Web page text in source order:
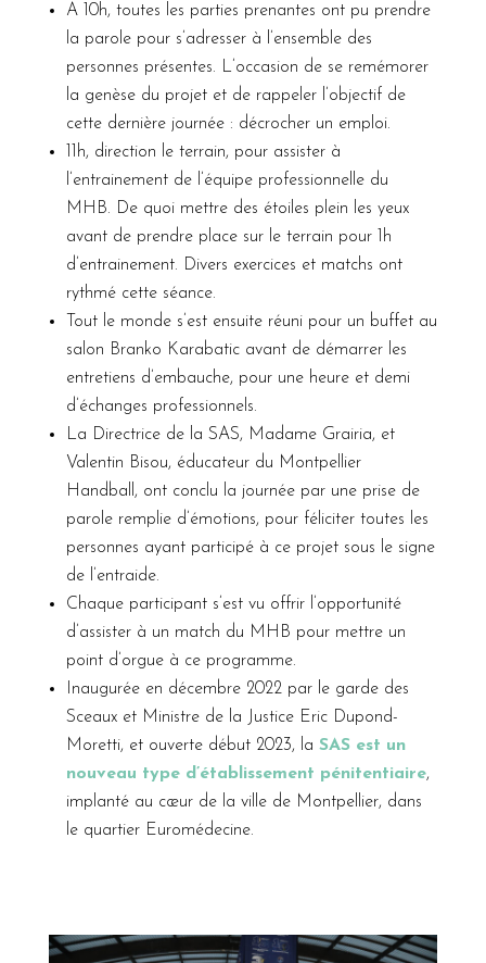
A 10h, toutes les parties prenantes ont pu prendre
la parole pour s’adresser à l’ensemble des
personnes présentes. L’occasion de se remémorer
la genèse du projet et de rappeler l’objectif de
cette dernière journée : décrocher un emploi.
11h, direction le terrain, pour assister à
l’entrainement de l’équipe professionnelle du
MHB. De quoi mettre des étoiles plein les yeux
avant de prendre place sur le terrain pour 1h
d’entrainement. Divers exercices et matchs ont
rythmé cette séance.
Tout le monde s’est ensuite réuni pour un buffet au
salon Branko Karabatic avant de démarrer les
entretiens d’embauche, pour une heure et demi
d’échanges professionnels.
La Directrice de la SAS, Madame Grairia, et
Valentin Bisou, éducateur du Montpellier
Handball, ont conclu la journée par une prise de
parole remplie d’émotions, pour féliciter toutes les
personnes ayant participé à ce projet sous le signe
de l’entraide.
Chaque participant s’est vu offrir l’opportunité
d’assister à un match du MHB pour mettre un
point d’orgue à ce programme.
Inaugurée en décembre 2022 par le garde des
Sceaux et Ministre de la Justice Eric Dupond-
Moretti, et ouverte début 2023, la SAS est un
nouveau type d’établissement pénitentiaire,
implanté au cœur de la ville de Montpellier, dans
le quartier Euromédecine.